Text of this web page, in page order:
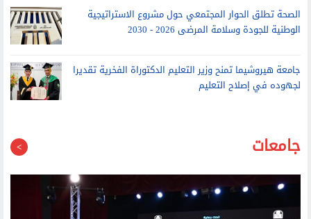
الصحة تطلق الحوار المجتمعي حول مشروع الاستراتيجية
الوطنية للجودة وسلامة المرضى 2026 - 2030
جامعة هيروشيما تمنح وزير التعليم الدكتوراة الفخرية تقديرا
لجهوده في إصلاح التعليم
جامعات